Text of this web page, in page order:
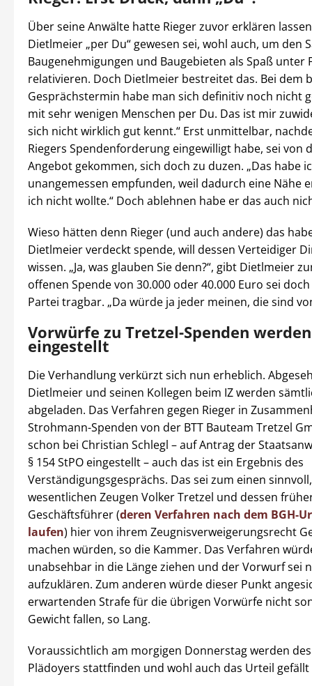
Über seine Anwälte hatte Rieger zuvor erklären
Dietlmeier „per Du“ gewesen sei, wohl auch, um den
Baugenehmigungen und Baugebieten als Spaß unter
relativieren. Doch Dietlmeier bestreitet das. Bei dem
Gesprächstermin habe man sich definitiv noch nicht
mit sehr wenigen Menschen per Du. Das ist mir
sich nicht wirklich gut kennt.“ Erst unmittelbar,
Riegers Spendenforderung eingewilligt habe, sei von
Angebot gekommen, sich doch zu duzen. „Das habe
unangemessen empfunden, weil dadurch eine Nähe
ich nicht wollte.“ Doch ablehnen habe er das auch
Wieso hätten denn Rieger (und auch andere) das
Dietlmeier verdeckt spende, will dessen Verteidiger
wissen. „Ja, was glauben Sie denn?“, gibt Dietlmeier
offenen Spende von 30.000 oder 40.000 Euro sei
Partei tragbar. „Da würde ja jeder meinen, die sind
Vorwürfe zu Tretzel-Spenden werden
eingestellt
Die Verhandlung verkürzt sich nun erheblich.
Dietlmeier und seinen Kollegen beim IZ werden
abgeladen. Das Verfahren gegen Rieger in
Strohmann-Spenden von der BTT Bauteam Tretzel
schon bei Christian Schlegl – auf Antrag der
§ 154 StPO eingestellt – auch das ist ein Ergebnis des
Verständigungsgesprächs. Das sei zum einen
wesentlichen Zeugen Volker Tretzel und dessen
Geschäftsführer (deren Verfahren nach dem BGH-
laufen) hier von ihrem Zeugnisverweigerungsrecht
machen würden, so die Kammer. Das Verfahren
unabsehbar in die Länge ziehen und der Vorwurf sei
aufzuklären. Zum anderen würde dieser Punkt
erwartenden Strafe für die übrigen Vorwürfe nicht
Gewicht fallen, so Lang.
Voraussichtlich am morgigen Donnerstag werden
Plädoyers stattfinden und wohl auch das Urteil